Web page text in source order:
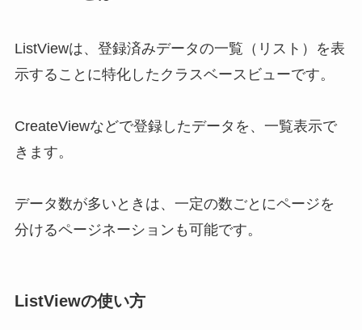
ListViewは、登録済みデータの一覧（リスト）を表
示することに特化したクラスベースビューです。
CreateViewなどで登録したデータを、一覧表示で
きます。
データ数が多いときは、一定の数ごとにページを
分けるページネーションも可能です。
ListViewの使い方